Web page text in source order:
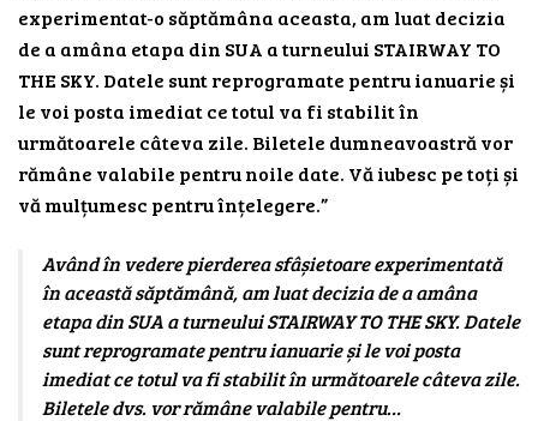
experimentat-o ​​săptămâna aceasta, am luat decizia
de a amâna etapa din SUA a turneului STAIRWAY TO
THE SKY. Datele sunt reprogramate pentru ianuarie și
le voi posta imediat ce totul va fi stabilit în
următoarele câteva zile. Biletele dumneavoastră vor
rămâne valabile pentru noile date. Vă iubesc pe toți și
vă mulțumesc pentru înțelegere.”
Având în vedere pierderea sfâșietoare experimentată
în această săptămână, am luat decizia de a amâna
etapa din SUA a turneului STAIRWAY TO THE SKY. Datele
sunt reprogramate pentru ianuarie și le voi posta
imediat ce totul va fi stabilit în următoarele câteva zile.
Biletele dvs. vor rămâne valabile pentru…